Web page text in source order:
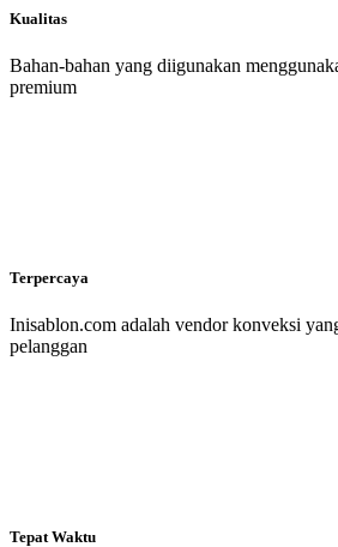
Kualitas
Bahan-bahan yang diigunakan
premium
Terpercaya
Inisablon.com adalah vendor konveksi
pelanggan
Tepat Waktu